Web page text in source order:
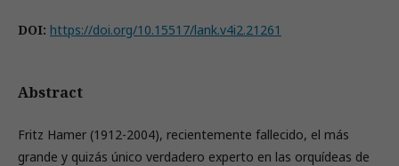
DOI: https://doi.org/10.15517/lank.v4i2.21261
Abstract
Fritz Hamer (1912-2004), recientemente fallecido, el más
grande y quizás único verdadero experto en las orquídeas de